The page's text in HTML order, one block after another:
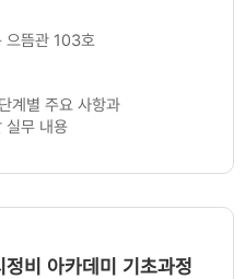
으뜸관 103호
계별 주요 사항과
실무 내용
비 아카데미 기초과정